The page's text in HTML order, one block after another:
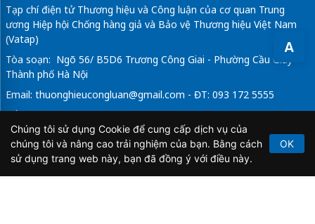
A
Tạp chí điện tử Thương hiệu và Công luận của cơ quan Trung
ương Hiệp hội Chống hàng giả và Bảo vệ Thương hiệu Việt Nam
(Vatap)
Tòa soạn: Ngõ 56/ B5D6 Trương Công Giai - Phường Cầu Giấy -
Thành phố Hà Nội
Email: thuonghieucongluan@gmail.com - ĐT: 093 172 5555
Tổng Biên Tập: Vũ Đức Thuận
Giấy phép hoạt động báo chí điện tử số 64/GP-BTTTT do Bộ
Thông tin và Truyền thông cấp ngày 21/2/2020.
Chúng tôi sử dụng Cookie để cung cấp dịch vụ của
chúng tôi và nâng cao trải nghiệm của bạn. Bằng cách
sử dụng trang web này, bạn đã đồng ý với điều này.
OK